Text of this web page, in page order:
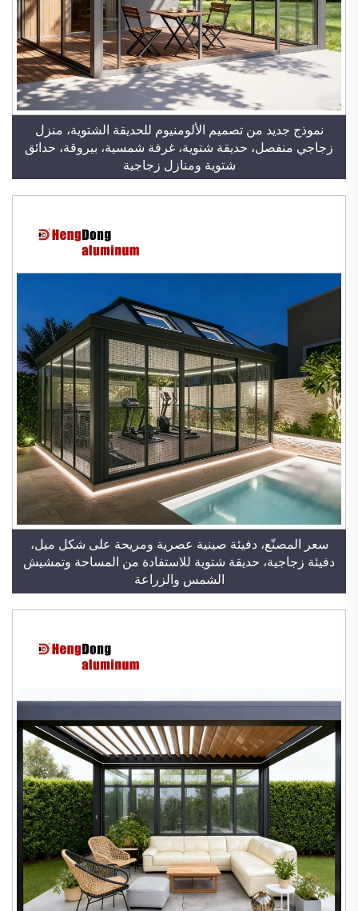
نموذج جديد من تصميم الألومنيوم للحديقة الشتوية، منزل
زجاجي منفصل، حديقة شتوية، غرفة شمسية، بيروقة، حدائق
شتوية ومنازل زجاجية
سعر المصنّع، دفيئة صينية عصرية ومريحة على شكل ميل،
دفيئة زجاجية، حديقة شتوية للاستفادة من المساحة وتمشيش
الشمس والزراعة